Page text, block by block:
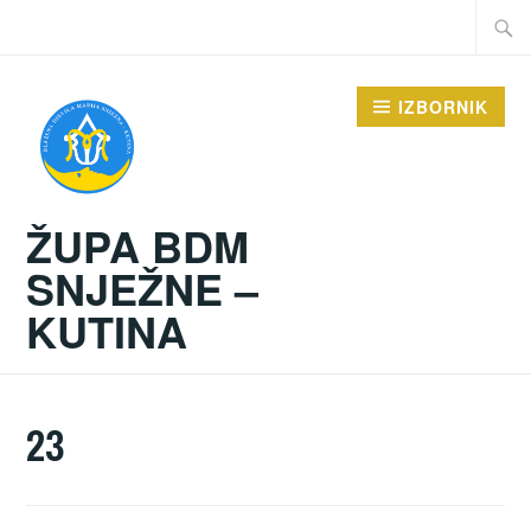
Traži:
ŽUPA BDM
SNJEŽNE –
KUTINA
IZBORNIK
23